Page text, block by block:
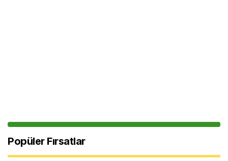
Popüler Fırsatlar